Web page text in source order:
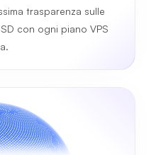
trasparenza sulle
con ogni piano VPS